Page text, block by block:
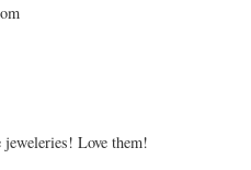
jeweleries! Love them!